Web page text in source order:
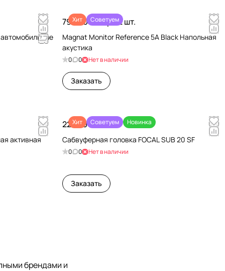
Хит Советуем
79 990 ₽/Пара 2 шт.
Magnat Monitor Reference 5A Black Напольная
акустика
0 0 Нет в наличии
Заказать
активная
Хит Советуем Новинка
22 680 ₽/шт
Сабвуферная головка FOCAL SUB 20 SF
0 0 Нет в наличии
Заказать
брендами и